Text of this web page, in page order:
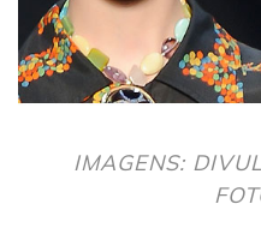
IMAGENS: